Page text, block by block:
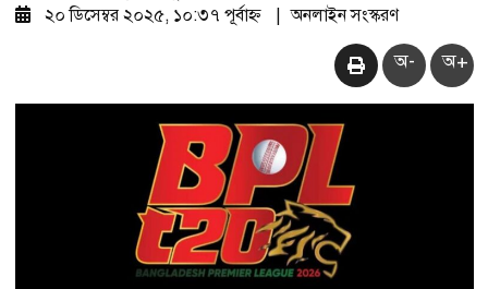
২০ ডিসেম্বর ২০২৫, ১০:৩৭ পূর্বাহ্ন
অনলাইন সংস্করণ
অ- অ+